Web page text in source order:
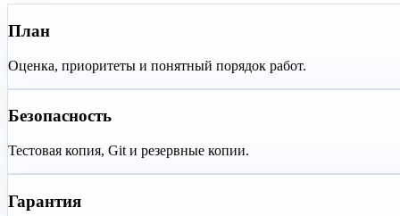
План
Оценка, приоритеты и понятный порядок работ.
Безопасность
Тестовая копия, Git и резервные копии.
Гарантия